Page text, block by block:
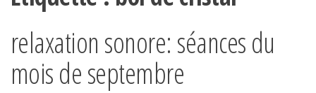
relaxation sonore: séances du
mois de septembre